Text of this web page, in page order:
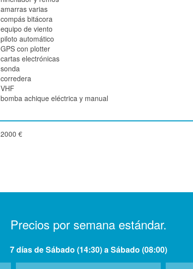
amarras varias
compás bitácora
equipo de viento
piloto automático
GPS con plotter
cartas electrónicas
sonda
corredera
VHF
bomba achique eléctrica y manual
2000 €
Precios por semana estándar.
7 días de Sábado (14:30) a Sábado (08:00)